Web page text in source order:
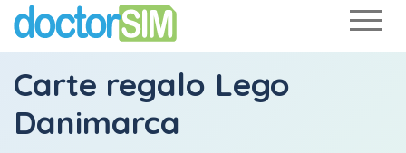
Carte regalo Lego
Danimarca